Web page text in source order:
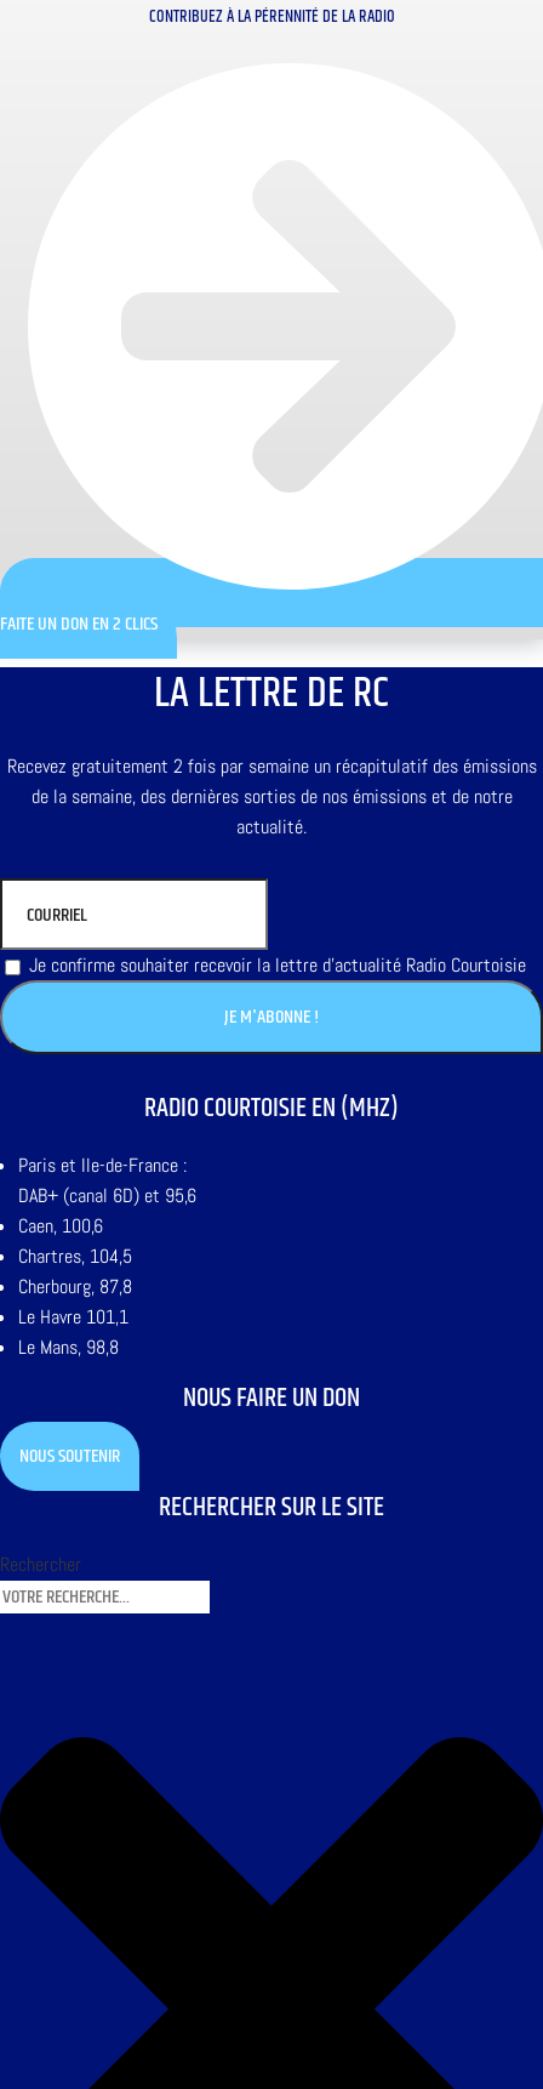
CONTRIBUEZ À LA PÉRENNITÉ DE LA RADIO
FAITE UN DON EN 2 CLICS
LA LETTRE DE RC
Recevez gratuitement 2 fois par semaine un récapitulatif des émissions
de la semaine, des dernières sorties de nos émissions et de notre
actualité.
Je confirme souhaiter recevoir la lettre d'actualité Radio Courtoisie
RADIO COURTOISIE EN (MHZ)
Paris et Ile-de-France :
DAB+ (canal 6D) et 95,6
Caen, 100,6
Chartres, 104,5
Cherbourg, 87,8
Le Havre 101,1
Le Mans, 98,8
NOUS FAIRE UN DON
NOUS SOUTENIR
RECHERCHER SUR LE SITE
Rechercher